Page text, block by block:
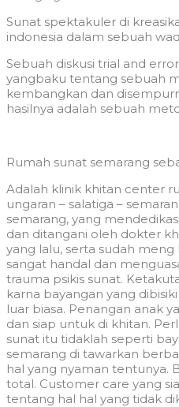
Sunat spektakuler di
indonesia dalam sebuah
Sebuah diskusi trial and
yangbaku tentang sebuah
kembangkan dan
hasilnya adalah sebuah
Rumah sunat semarang
Adalah klinik khitan center
ungaran – salatiga –
semarang, yang
dan ditangani oleh dokter
yang lalu, serta sudah
sangat handal dan
trauma psikis sunat.
karna bayangan yang
luar biasa. Penangan anak
dan siap untuk di khitan.
sunat itu tidaklah seperti
semarang di tawarkan
hal yang nyaman tentunya.
total. Customer care yang
tentang hal hal yang tidak